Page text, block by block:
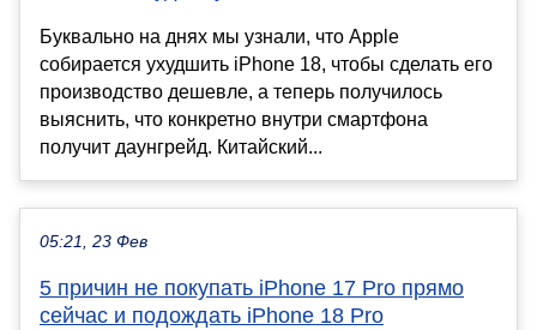
Буквально на днях мы узнали, что Apple
собирается ухудшить iPhone 18, чтобы сделать его
производство дешевле, а теперь получилось
выяснить, что конкретно внутри смартфона
получит даунгрейд. Китайский...
05:21, 23 Фев
5 причин не покупать iPhone 17 Pro прямо
сейчас и подождать iPhone 18 Pro